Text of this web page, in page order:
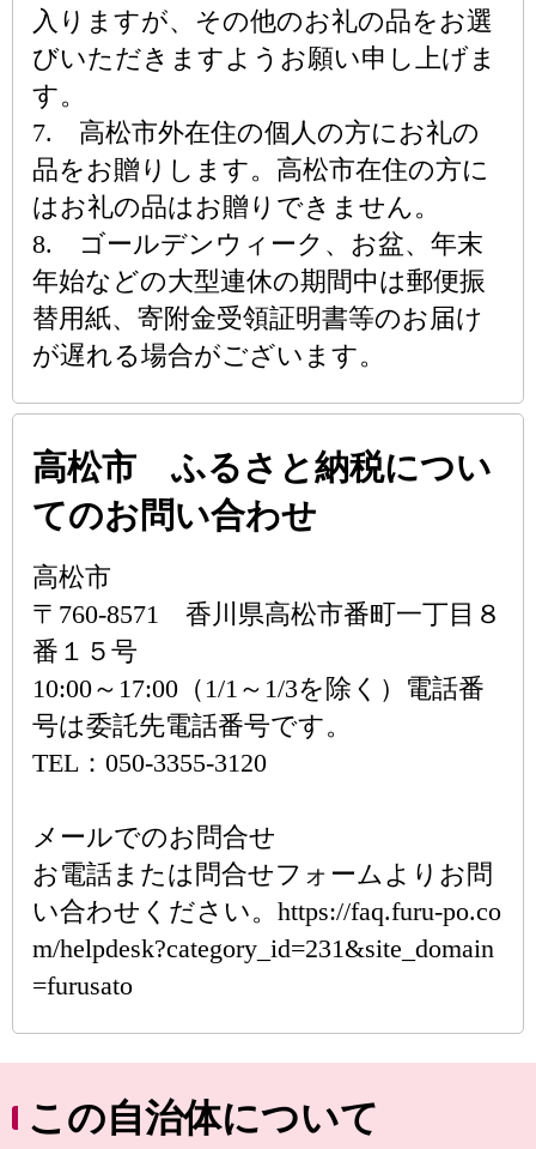
入りますが、その他のお礼の品をお選
びいただきますようお願い申し上げま
す。
7. 高松市外在住の個人の方にお礼の
品をお贈りします。高松市在住の方に
はお礼の品はお贈りできません。
8. ゴールデンウィーク、お盆、年末
年始などの大型連休の期間中は郵便振
替用紙、寄附金受領証明書等のお届け
が遅れる場合がございます。
高松市 ふるさと納税につい
てのお問い合わせ
高松市
〒760-8571 香川県高松市番町一丁目８
番１５号
10:00～17:00（1/1～1/3を除く）電話番
号は委託先電話番号です。
TEL：050-3355-3120
メールでのお問合せ
お電話または問合せフォームよりお問
い合わせください。https://faq.furu-po.co
m/helpdesk?category_id=231&site_domain
=furusato
この自治体について